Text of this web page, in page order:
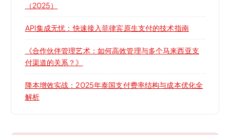
（2025）
API集成无忧：快速接入菲律宾原生支付的技术指南
《合作伙伴管理艺术：如何高效管理与多个马来西亚支
付渠道的关系？》
降本增效实战：2025年泰国支付费率结构与成本优化全
解析